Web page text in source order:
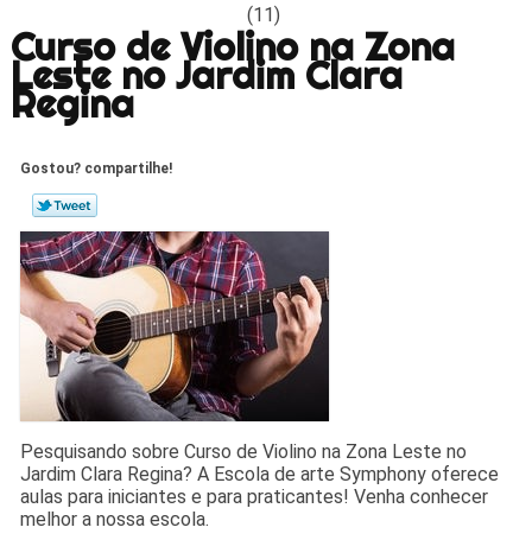
(11)
Curso de Violino na Zona
Leste no Jardim Clara
Regina
Gostou? compartilhe!
Pesquisando sobre Curso de Violino na Zona Leste no
Jardim Clara Regina? A Escola de arte Symphony oferece
aulas para iniciantes e para praticantes! Venha conhecer
melhor a nossa escola.